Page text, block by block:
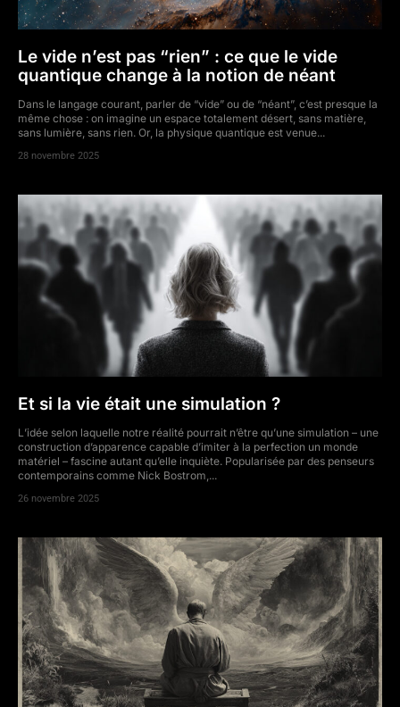
Le vide n’est pas “rien” : ce que le vide
quantique change à la notion de néant
Dans le langage courant, parler de “vide” ou de “néant”, c’est presque la
même chose : on imagine un espace totalement désert, sans matière,
sans lumière, sans rien. Or, la physique quantique est venue...
28 novembre 2025
Et si la vie était une simulation ?
L’idée selon laquelle notre réalité pourrait n’être qu’une simulation – une
construction d’apparence capable d’imiter à la perfection un monde
matériel – fascine autant qu’elle inquiète. Popularisée par des penseurs
contemporains comme Nick Bostrom,...
26 novembre 2025